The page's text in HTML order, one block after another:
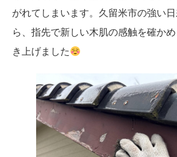
がれてしまいます。久留米市の強い
ら、指先で新しい木肌の感触を確か
き上げました